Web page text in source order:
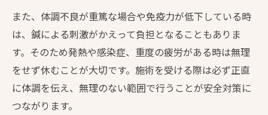
また、体調不良が重篤な場合や免疫力が低下している時
は、鍼による刺激がかえって負担となることもありま
す。そのため発熱や感染症、重度の疲労がある時は無理
をせず休むことが大切です。施術を受ける際は必ず正直
に体調を伝え、無理のない範囲で行うことが安全対策に
つながります。